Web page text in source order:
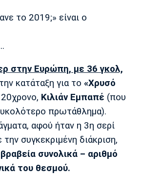
το 2019;» είναι ο
στην Ευρώπη, με 36 γκολ,
κατάταξη για το «Χρυσό
Κιλιάν Εμπαπέ (που
πρωτάθλημα).
αφού ήταν η 3η σερί
συγκεκριμένη διάκριση,
συνολικά – αριθμό
του θεσμού.